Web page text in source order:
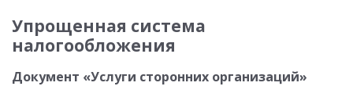
Упрощенная система
налогообложения
Документ «Услуги сторонних организаций»